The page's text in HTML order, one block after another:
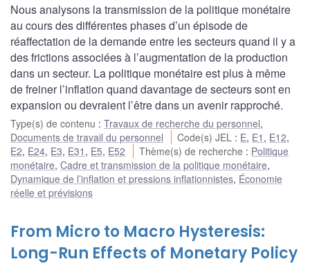
Nous analysons la transmission de la politique monétaire
au cours des différentes phases d’un épisode de
réaffectation de la demande entre les secteurs quand il y a
des frictions associées à l’augmentation de la production
dans un secteur. La politique monétaire est plus à même
de freiner l’inflation quand davantage de secteurs sont en
expansion ou devraient l’être dans un avenir rapproché.
Type(s) de contenu : Travaux de recherche du personnel,
Documents de travail du personnel
Code(s) JEL : E, E1 , E12,
E2, E24, E3, E31 , E5, E52 Thème(s) de recherche : Politique
monétaire, Cadre et transmission de la politique monétaire,
Dynamique de l’inflation et pressions inflationnistes, Économie
réelle et prévisions
From Micro to Macro Hysteresis:
Long-Run Effects of Monetary Policy